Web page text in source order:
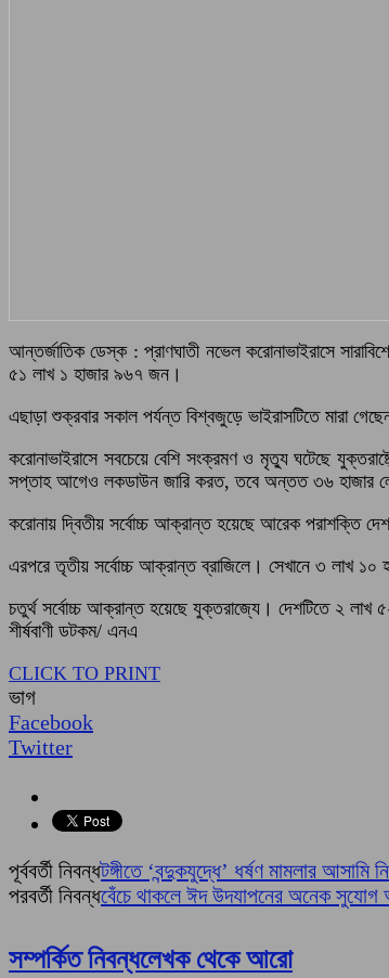
আন্তর্জাতিক ডেস্ক : প্রাণঘাতী নভেল করোনাভাইরাসে
৫১ লাখ ১ হাজার ৯৬৭ জন।
এছাড়া শুক্রবার সকাল পর্যন্ত বিশ্বজুড়ে ভাইরাসটিতে মারা
করোনাভাইরাসে সবচেয়ে বেশি সংক্রমণ ও মৃত্যু ঘটেছে
সপ্তাহ আগেও লকডাউন জারি করত, তবে অন্তত ৩৬ হাজার
করোনায় দ্বিতীয় সর্বোচ্চ আক্রান্ত হয়েছে আরেক পরাশক্তি
এরপরে তৃতীয় সর্বোচ্চ আক্রান্ত ব্রাজিলে। সেখানে ৩ লাখ ১০
চতুর্থ সর্বোচ্চ আক্রান্ত হয়েছে যুক্তরাজ্যে। দেশটিতে ২ লাখ
শীর্ষবাণী ডটকম/ এনএ
CLICK TO PRINT
ভাগ
Facebook
Twitter
পূর্ববর্তী নিবন্ধটঙ্গীতে ‘বন্দুকযুদ্ধে’ ধর্ষণ মামলার আসামি
পরবর্তী নিবন্ধবেঁচে থাকলে ঈদ উদযাপনের অনেক সুযোগ
সম্পর্কিত নিবন্ধলেখক থেকে আরো